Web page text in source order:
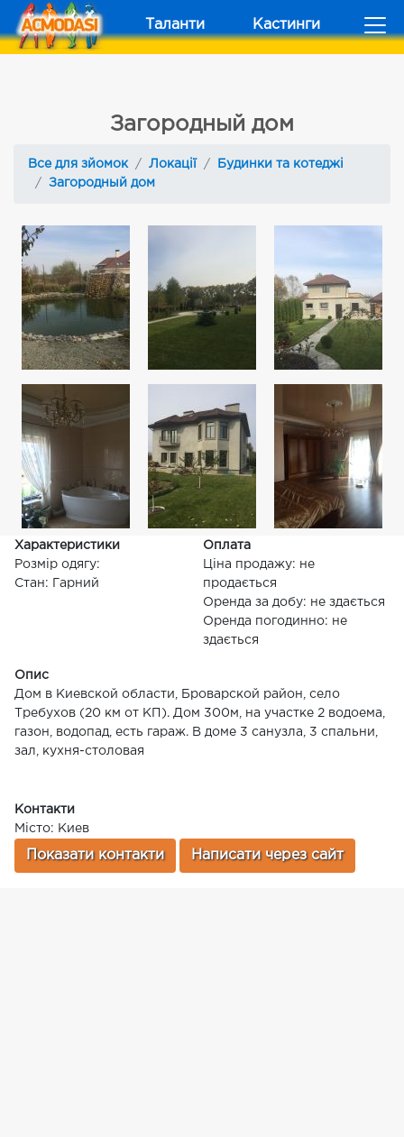
Таланти Кастинги
Загородный дом
Все для зйомок Локації
Будинки та котеджі
Загородный дом
Характеристики
Розмір одягу:
Стан: Гарний
Оплата
Ціна продажу: не
продається
Оренда за добу: не здається
Оренда погодинно: не
здається
Опис
Дом в Киевской области, Броварской район, село
Требухов (20 км от КП). Дом 300м, на участке 2 водоема,
газон, водопад, есть гараж. В доме 3 санузла, 3 спальни,
зал, кухня-столовая
Контакти
Місто: Киев
Показати контакти Написати через сайт